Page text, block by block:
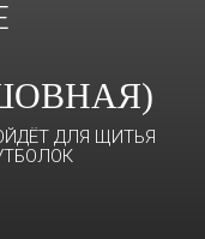
ДЛЯ ЩИТЬЯ